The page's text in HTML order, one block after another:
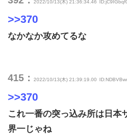
2022/10/13(木) 21:36:34.46
>>370
なかなか攻めてるな
415： 2022/10/13(木) 21:39:19.00
>>370
これ一番の突っ込み所は日本
界一じゃね